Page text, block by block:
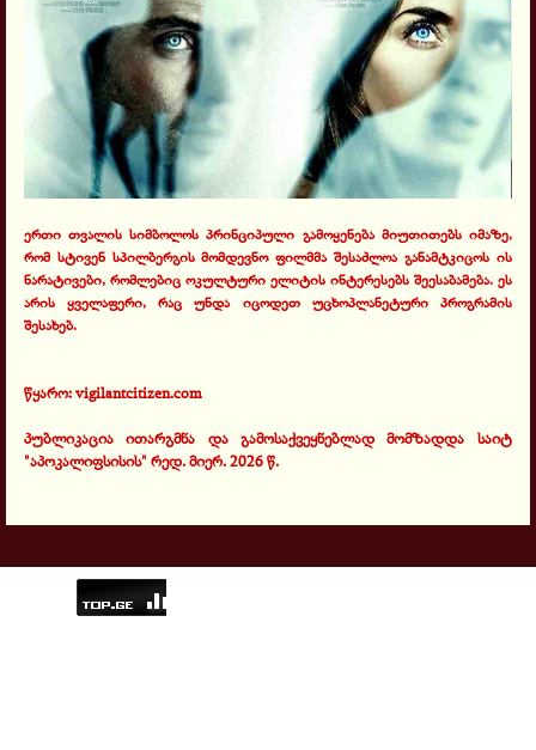
ერთი თვალის სიმბოლოს პრინციპული გამოყენება მიუთითებს იმაზე,
რომ სტივენ სპილბერგის მომდევნო ფილმმა შესაძლოა განამტკიცოს ის
ნარატივები, რომლებიც ოკულტური ელიტის ინტერესებს შეესაბამება. ეს
არის ყველაფერი, რაც უნდა იცოდეთ უცხოპლანეტური პროგრამის
შესახებ.
წყარო:vigilantcitizen.com
პუბლიკაცია ითარგმნა და გამოსაქვეყნებლად მომზადდა საიტ
"აპოკალიფსისის" რედ. მიერ. 2026 წ.